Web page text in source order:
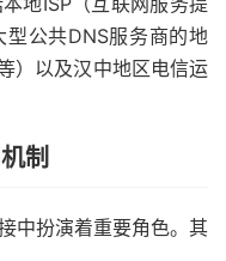
公共DNS服务商的地
）以及汉中地区电信运
制
中扮演着重要角色。其